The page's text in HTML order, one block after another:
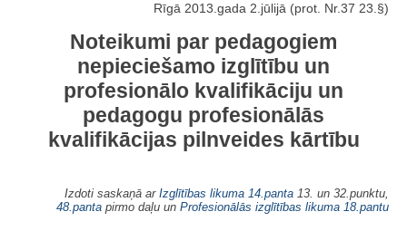
Rīgā 2013.gada 2.jūlijā (prot. Nr.37 23.§)
Noteikumi par pedagogiem
nepieciešamo izglītību un
profesionālo kvalifikāciju un
pedagogu profesionālās
kvalifikācijas pilnveides kārtību
Izdoti saskaņā ar Izglītības likuma 14.panta 13. un 32.punktu,
48.panta pirmo daļu un Profesionālās izglītības likuma 18.pantu